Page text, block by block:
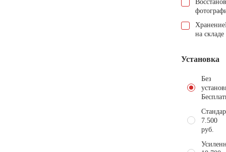
Хранение
на складе
Установка
Без
7.500
руб.